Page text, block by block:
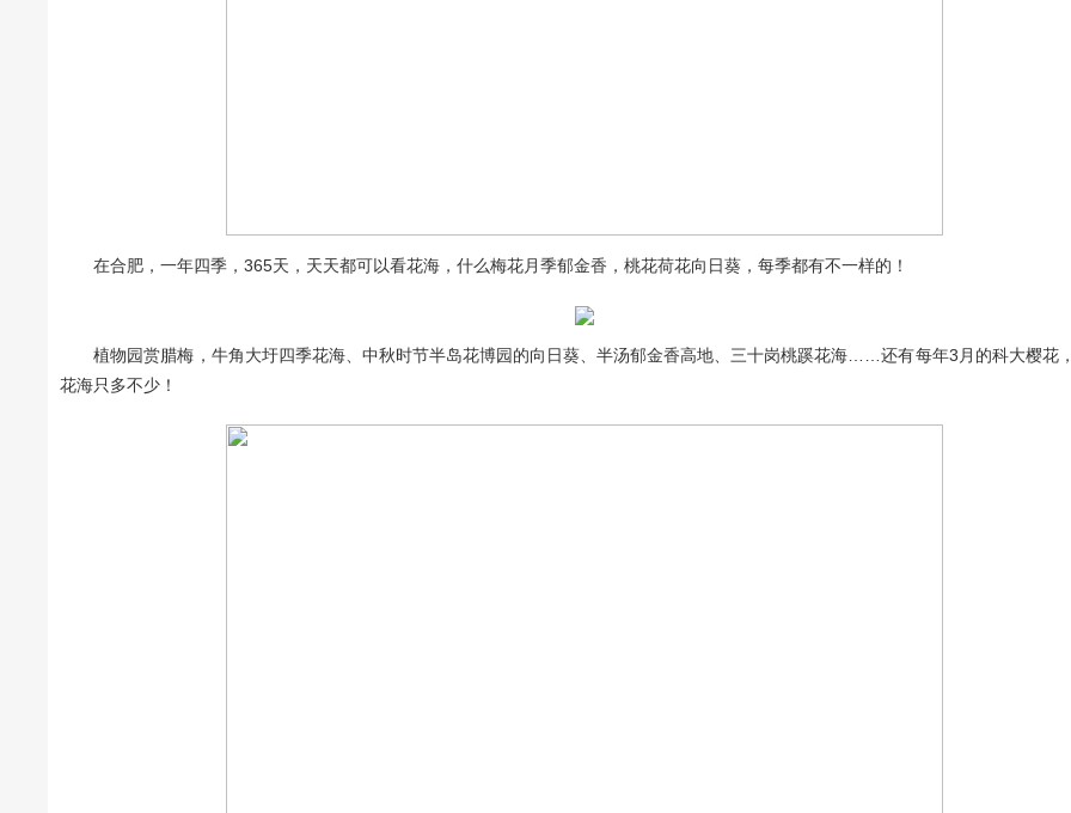
在合肥，一年四季，365天，天天都可以看花海，什么梅花月季郁金香，桃花荷花向日葵，每季都有不一样的！
植物园赏腊梅，牛角大圩四季花海、中秋时节半岛花博园的向日葵、半汤郁金香高地、三十岗桃蹊花海……还有每年3月的科大樱花
花海只多不少！